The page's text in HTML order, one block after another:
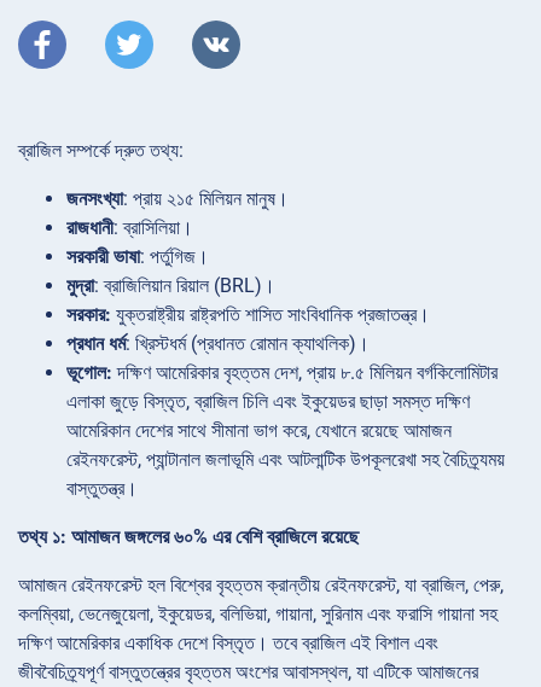
ব্রাজিল সম্পর্কে দ্রুত তথ্য:
জনসংখ্যা: প্রায় ২১৫ মিলিয়ন মানুষ।
রাজধানী: ব্রাসিলিয়া।
সরকারী ভাষা: পর্তুগিজ।
মুদ্রা: ব্রাজিলিয়ান রিয়াল (BRL)।
সরকার: যুক্তরাষ্ট্রীয় রাষ্ট্রপতি শাসিত সাংবিধানিক প্রজাতন্ত্র।
প্রধান ধর্ম: খ্রিস্টধর্ম (প্রধানত রোমান ক্যাথলিক)।
ভূগোল: দক্ষিণ আমেরিকার বৃহত্তম দেশ, প্রায় ৮.৫ মিলিয়ন বর্গকিলোমিটার
এলাকা জুড়ে বিস্তৃত, ব্রাজিল চিলি এবং ইকুয়েডর ছাড়া সমস্ত দক্ষিণ
আমেরিকান দেশের সাথে সীমানা ভাগ করে, যেখানে রয়েছে আমাজন
রেইনফরেস্ট, প্যান্টানাল জলাভূমি এবং আটলান্টিক উপকূলরেখা সহ বৈচিত্র্যময়
বাস্তুতন্ত্র।
তথ্য ১: আমাজন জঙ্গলের ৬০% এর বেশি ব্রাজিলে রয়েছে
আমাজন রেইনফরেস্ট হল বিশ্বের বৃহত্তম ক্রান্তীয় রেইনফরেস্ট, যা ব্রাজিল, পেরু,
কলম্বিয়া, ভেনেজুয়েলা, ইকুয়েডর, বলিভিয়া, গায়ানা, সুরিনাম এবং ফরাসি গায়ানা সহ
দক্ষিণ আমেরিকার একাধিক দেশে বিস্তৃত। তবে ব্রাজিল এই বিশাল এবং
জীববৈচিত্র্যপূর্ণ বাস্তুতন্ত্রের বৃহত্তম অংশের আবাসস্থল, যা এটিকে আমাজনের